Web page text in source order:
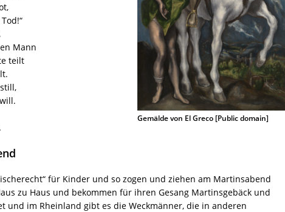
Gemälde von El Greco [Public domain]
Mann
teilt
für Kinder und so zogen und ziehen am Martinsabend
zu Haus und bekommen für ihren Gesang Martinsgebäck und
und im Rheinland gibt es die Weckmänner, die in anderen